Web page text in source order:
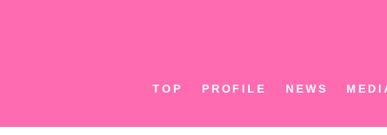
TOP PROFILE NEWS